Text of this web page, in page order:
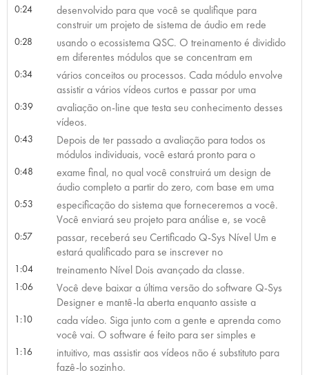
0:24
desenvolvido para que você se qualifique para
construir um projeto de sistema de áudio em rede
0:28
usando o ecossistema QSC. O treinamento é dividido
em diferentes módulos que se concentram em
0:34
vários conceitos ou processos. Cada módulo envolve
assistir a vários vídeos curtos e passar por uma
0:39
avaliação on-line que testa seu conhecimento desses
vídeos.
0:43
Depois de ter passado a avaliação para todos os
módulos individuais, você estará pronto para o
0:48
exame final, no qual você construirá um design de
áudio completo a partir do zero, com base em uma
0:53
especificação do sistema que forneceremos a você.
Você enviará seu projeto para análise e, se você
0:57
passar, receberá seu Certificado Q-Sys Nível Um e
estará qualificado para se inscrever no
1:04 treinamento Nível Dois avançado da classe.
1:06
Você deve baixar a última versão do software Q-Sys
Designer e mantê-la aberta enquanto assiste a
1:10
cada vídeo. Siga junto com a gente e aprenda como
você vai. O software é feito para ser simples e
1:16
intuitivo, mas assistir aos vídeos não é substituto para
fazê-lo sozinho.